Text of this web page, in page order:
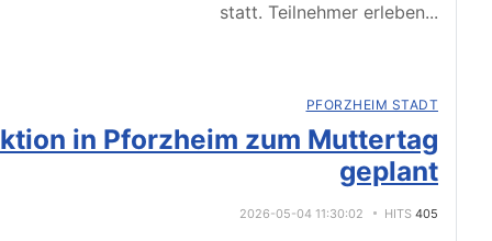
statt. Teilnehmer erleben...
PFORZHEIM STADT
in Pforzheim zum Muttertag
geplant
2026-05-04 11:30:02 HITS 405